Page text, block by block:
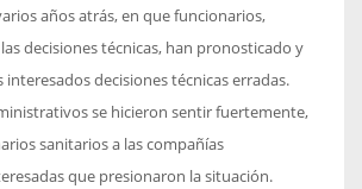
años atrás, en que funcionarios,
decisiones técnicas, han pronosticado y
interesados decisiones técnicas erradas.
se hicieron sentir fuertemente,
sanitarios a las compañías
que presionaron la situación.